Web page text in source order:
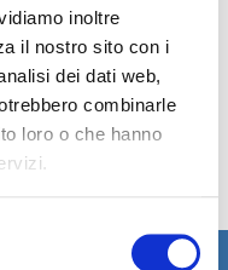
inoltre
il nostro sito con i
dei dati web,
combinarle
loro o che hanno